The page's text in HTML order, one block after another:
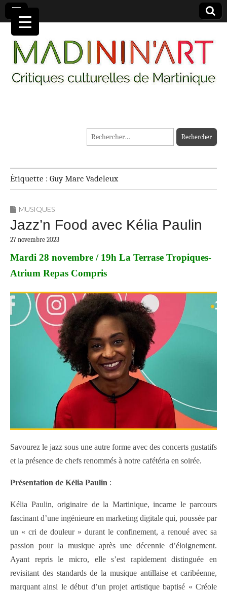
MADININ'ART
Rechercher :
Étiquette : Guy Marc Vadeleux
MUSIQUES
Jazz’n Food avec Kélia Paulin
27 novembre 2023
Mardi 28 novembre / 19h La Terrase Tropiques-
Atrium Repas Compris
Savourez le jazz sous une autre forme avec des concerts gustatifs
et la présence de chefs renommés à notre cafétéria en soirée.
Présentation de Kélia Paulin :
Kélia Paulin, originaire de la Martinique, incarne le parcours
fascinant d’une ingénieure en marketing digitale qui, poussée par
un « cri de douleur » durant le confinement, a renoué avec sa
passion pour la musique après une décennie d’éloignement.
Ayant repris le micro, elle s’est rapidement distinguée en
revisitant des standards de la musique antillaise et caribéenne,
marquant ainsi le début d’un projet artistique baptisé « Créole